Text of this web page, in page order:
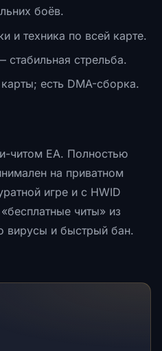
боёв.
и техника по всей карте.
стабильная стрельба.
есть DMA-сборка.
читом EA. Полностью
на приватном
игре и с HWID
читы» из
вирусы и быстрый бан.